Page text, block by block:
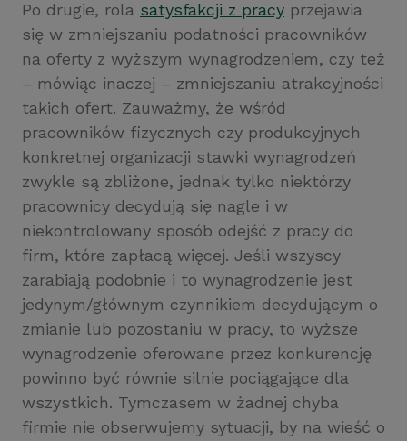
Po drugie, rola satysfakcji z pracy przejawia
się w zmniejszaniu podatności pracowników
na oferty z wyższym wynagrodzeniem, czy też
– mówiąc inaczej – zmniejszaniu atrakcyjności
takich ofert. Zauważmy, że wśród
pracowników fizycznych czy produkcyjnych
konkretnej organizacji stawki wynagrodzeń
zwykle są zbliżone, jednak tylko niektórzy
pracownicy decydują się nagle i w
niekontrolowany sposób odejść z pracy do
firm, które zapłacą więcej. Jeśli wszyscy
zarabiają podobnie i to wynagrodzenie jest
jedynym/głównym czynnikiem decydującym o
zmianie lub pozostaniu w pracy, to wyższe
wynagrodzenie oferowane przez konkurencję
powinno być równie silnie pociągające dla
wszystkich. Tymczasem w żadnej chyba
firmie nie obserwujemy sytuacji, by na wieść o